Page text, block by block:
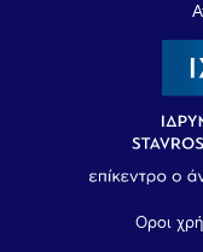
Όροι